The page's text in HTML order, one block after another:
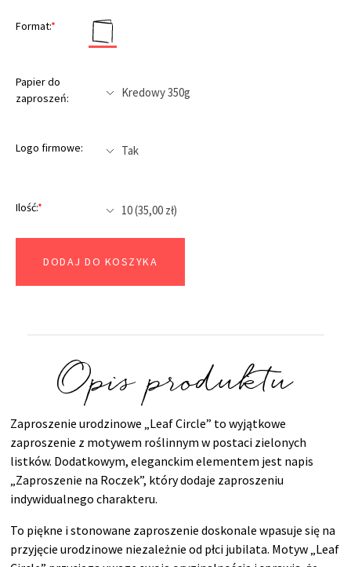
Format:*
Papier do
zaproszeń:
Logo firmowe:
Ilość:*
DODAJ DO KOSZYKA
Opis produktu
Zaproszenie urodzinowe „Leaf Circle” to wyjątkowe
zaproszenie z motywem roślinnym w postaci zielonych
listków. Dodatkowym, eleganckim elementem jest napis
„Zaproszenie na Roczek”, który dodaje zaproszeniu
indywidualnego charakteru.
To piękne i stonowane zaproszenie doskonale wpasuje się na
przyjęcie urodzinowe niezależnie od płci jubilata. Motyw „Leaf